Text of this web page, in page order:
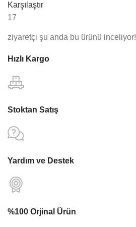
Karşılaştır
17
ziyaretçi şu anda bu ürünü inceliyor!
Hızlı Kargo
Stoktan Satış
Yardım ve Destek
%100 Orjinal Ürün